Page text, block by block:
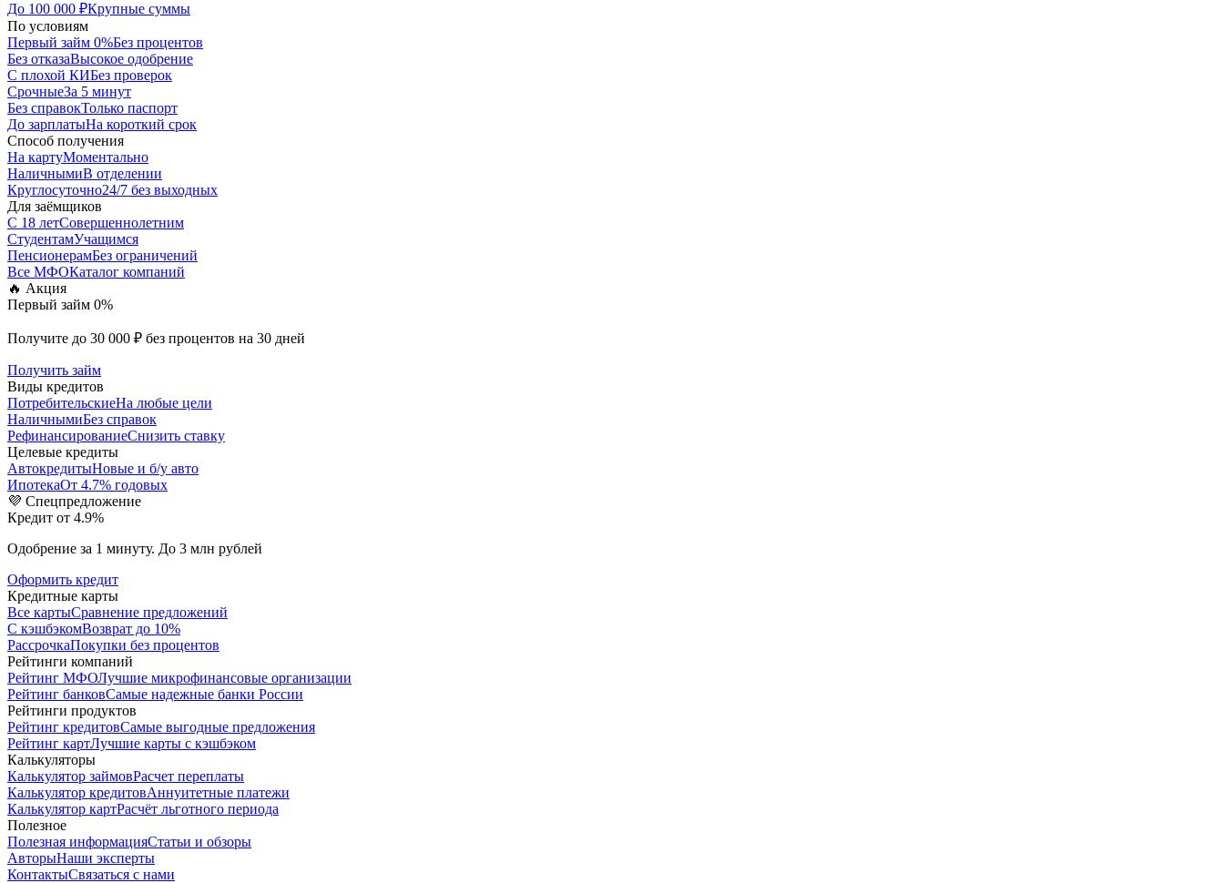
До 100 000 ₽Крупные суммы
По условиям
Первый займ 0%Без процентов
Без отказаВысокое одобрение
С плохой КИБез проверок
СрочныеЗа 5 минут
Без справокТолько паспорт
До зарплатыНа короткий срок
Способ получения
На картуМоментально
НаличнымиВ отделении
Круглосуточно24/7 без выходных
Для заёмщиков
С 18 летСовершеннолетним
СтудентамУчащимся
ПенсионерамБез ограничений
Все МФОКаталог компаний
🔥 Акция
Первый займ 0%
Получите до 30 000 ₽ без процентов на 30 дней
Получить займ
Виды кредитов
ПотребительскиеНа любые цели
НаличнымиБез справок
РефинансированиеСнизить ставку
Целевые кредиты
АвтокредитыНовые и б/у авто
ИпотекаОт 4.7% годовых
💜 Спецпредложение
Кредит от 4.9%
Одобрение за 1 минуту. До 3 млн рублей
Оформить кредит
Кредитные карты
Все картыСравнение предложений
С кэшбэкомВозврат до 10%
РассрочкаПокупки без процентов
Рейтинги компаний
Рейтинг МФОЛучшие микрофинансовые организации
Рейтинг банковСамые надежные банки России
Рейтинги продуктов
Рейтинг кредитовСамые выгодные предложения
Рейтинг картЛучшие карты с кэшбэком
Калькуляторы
Калькулятор займовРасчет переплаты
Калькулятор кредитовАннуитетные платежи
Калькулятор картРасчёт льготного периода
Полезное
Полезная информацияСтатьи и обзоры
АвторыНаши эксперты
КонтактыСвязаться с нами